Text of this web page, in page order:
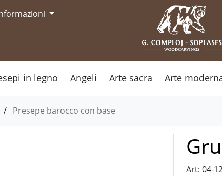
in legno Angeli Arte sacra Arte
/ Presepe barocco con base
Art: 04-